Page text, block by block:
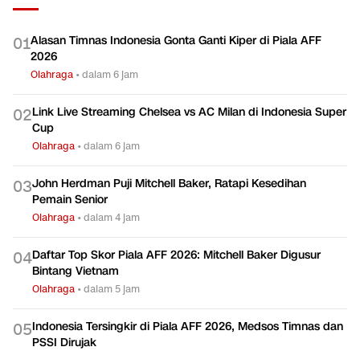
01Alasan Timnas Indonesia Gonta Ganti Kiper di Piala AFF
2026
Olahraga •dalam 6 jam
02Link Live Streaming Chelsea vs AC Milan di Indonesia Super
Cup
Olahraga •dalam 6 jam
03John Herdman Puji Mitchell Baker, Ratapi Kesedihan
Pemain Senior
Olahraga •dalam 4 jam
04Daftar Top Skor Piala AFF 2026: Mitchell Baker Digusur
Bintang Vietnam
Olahraga •dalam 5 jam
05Indonesia Tersingkir di Piala AFF 2026, Medsos Timnas dan
PSSI Dirujak